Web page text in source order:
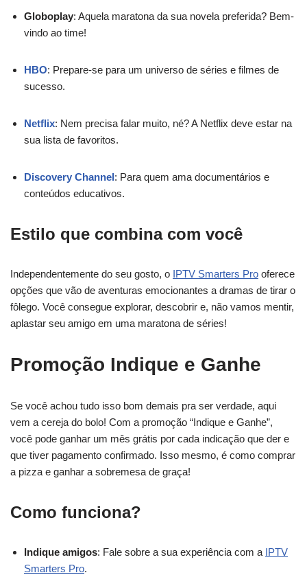
Globoplay: Aquela maratona da sua novela preferida? Bem-
vindo ao time!
HBO: Prepare-se para um universo de séries e filmes de
sucesso.
Netflix: Nem precisa falar muito, né? A Netflix deve estar na
sua lista de favoritos.
Discovery Channel: Para quem ama documentários e
conteúdos educativos.
Estilo que combina com você
Independentemente do seu gosto, o IPTV Smarters Pro oferece
opções que vão de aventuras emocionantes a dramas de tirar o
fôlego. Você consegue explorar, descobrir e, não vamos mentir,
aplastar seu amigo em uma maratona de séries!
Promoção Indique e Ganhe
Se você achou tudo isso bom demais pra ser verdade, aqui
vem a cereja do bolo! Com a promoção “Indique e Ganhe”,
você pode ganhar um mês grátis por cada indicação que der e
que tiver pagamento confirmado. Isso mesmo, é como comprar
a pizza e ganhar a sobremesa de graça!
Como funciona?
Indique amigos: Fale sobre a sua experiência com a IPTV
Smarters Pro.